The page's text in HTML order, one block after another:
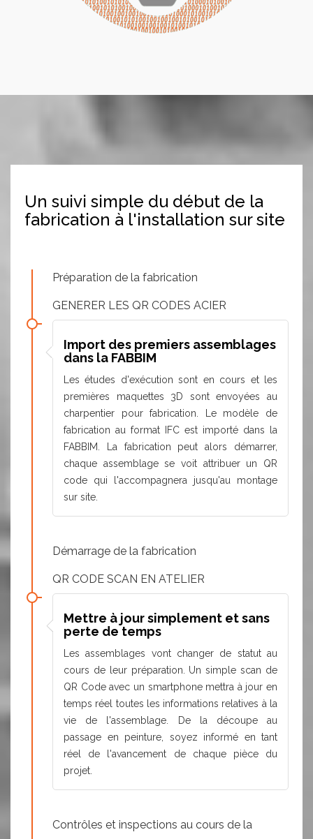
Un suivi simple du début de la
fabrication à l'installation sur site
Préparation de la fabrication
GENERER LES QR CODES ACIER
Import des premiers assemblages
dans la FABBIM
Les études d'exécution sont en cours et les
premières maquettes 3D sont envoyées au
charpentier pour fabrication. Le modèle de
fabrication au format IFC est importé dans la
FABBIM. La fabrication peut alors démarrer,
chaque assemblage se voit attribuer un QR
code qui l'accompagnera jusqu'au montage
sur site.
Démarrage de la fabrication
QR CODE SCAN EN ATELIER
Mettre à jour simplement et sans
perte de temps
Les assemblages vont changer de statut au
cours de leur préparation. Un simple scan de
QR Code avec un smartphone mettra à jour en
temps réel toutes les informations relatives à la
vie de l'assemblage. De la découpe au
passage en peinture, soyez informé en tant
réel de l'avancement de chaque pièce du
projet.
Contrôles et inspections au cours de la